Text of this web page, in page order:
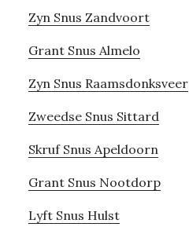
Zyn Snus Zandvoort
Grant Snus Almelo
Zyn Snus Raamsdonksveer
Zweedse Snus Sittard
Skruf Snus Apeldoorn
Grant Snus Nootdorp
Lyft Snus Hulst